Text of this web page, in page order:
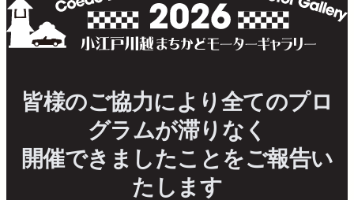
皆様のご協力により全てのプロ
グラムが滞りなく
開催できましたことをご報告い
たします